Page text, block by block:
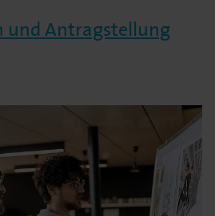
Antragstellung